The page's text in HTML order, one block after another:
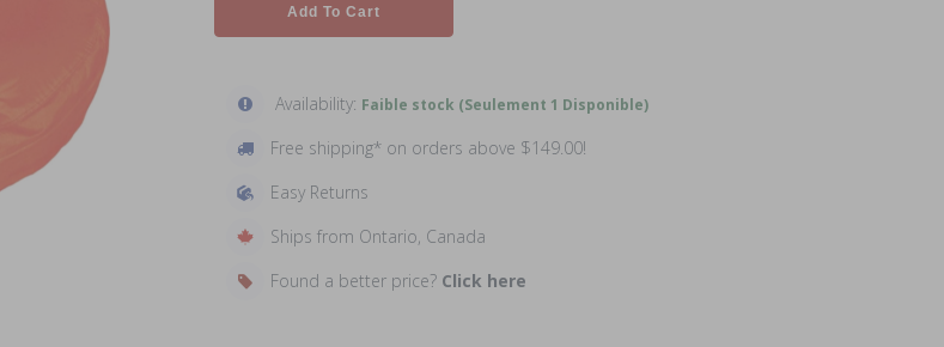
Add To Cart
Availability: Faible stock (Seulement 1 Disponible)
Free shipping* on orders above $149.00!
Easy Returns
Ships from Ontario, Canada
Found a better price? Click here